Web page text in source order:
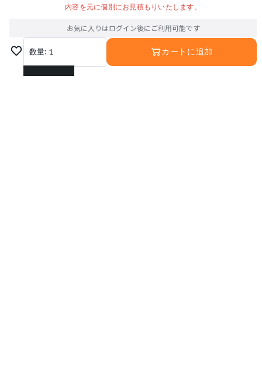
内容を元に個別にお見積もりいたします。
お気に入りはログイン後にご利用可能です
数量: 1
1
カートに追加